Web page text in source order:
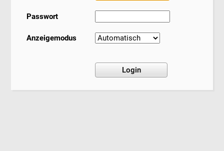
Passwort
Anzeigemodus